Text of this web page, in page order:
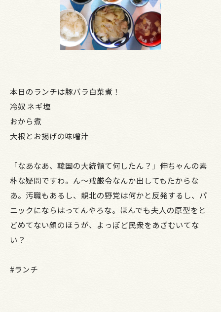
本日のランチは豚バラ白菜煮！
冷奴 ネギ塩
おから煮
大根とお揚げの味噌汁
「なあなあ、韓国の大統領て何したん？」伸ちゃんの素
朴な疑問ですわ。ん～戒厳令なんか出してもたからな
あ。汚職もあるし、親北の野党は何かと反発するし、パ
ニックにならはってんやろな。ほんでも夫人の原型をと
どめてない顔のほうが、よっぽど民衆をあざむいてな
い？
#ランチ